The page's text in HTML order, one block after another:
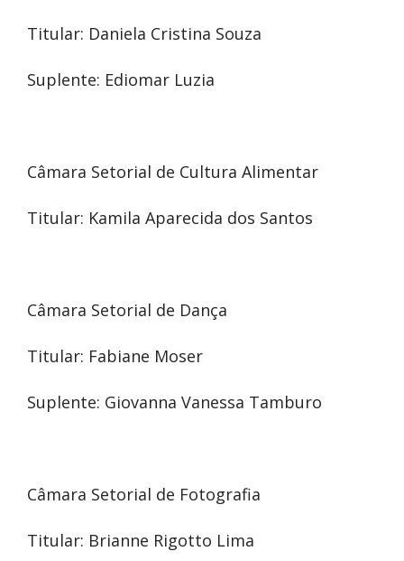
Titular: Daniela Cristina Souza
Suplente: Ediomar Luzia
Câmara Setorial de Cultura Alimentar
Titular: Kamila Aparecida dos Santos
Câmara Setorial de Dança
Titular: Fabiane Moser
Suplente: Giovanna Vanessa Tamburo
Câmara Setorial de Fotografia
Titular: Brianne Rigotto Lima